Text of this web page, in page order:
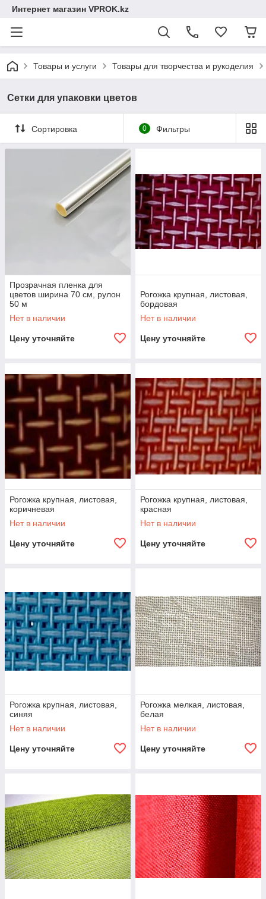
Интернет магазин VPROK.kz
Товары и услуги Товары для творчества и рукоделия
Сетки для упаковки цветов
Сортировка 0 Фильтры
Прозрачная пленка для
цветов ширина 70 см, рулон
50 м
Нет в наличии
Цену уточняйте
Рогожка крупная, листовая,
бордовая
Нет в наличии
Цену уточняйте
Рогожка крупная, листовая,
коричневая
Нет в наличии
Цену уточняйте
Рогожка крупная, листовая,
красная
Нет в наличии
Цену уточняйте
Рогожка крупная, листовая,
синяя
Нет в наличии
Цену уточняйте
Рогожка мелкая, листовая,
белая
Нет в наличии
Цену уточняйте